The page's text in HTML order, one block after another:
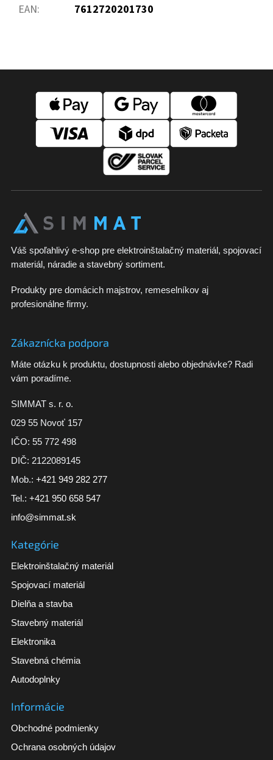
EAN: 7612720201730
Váš spoľahlivý e-shop pre elektroinštalačný materiál, spojovací
materiál, náradie a stavebný sortiment.
Produkty pre domácich majstrov, remeselníkov aj
profesionálne firmy.
Zákaznícka podpora
Máte otázku k produktu, dostupnosti alebo objednávke? Radi
vám poradíme.
SIMMAT s. r. o.
029 55 Novoť 157
IČO: 55 772 498
DIČ: 2122089145
Mob.: +421 949 282 277
Tel.: +421 950 658 547
info@simmat.sk
Kategórie
Elektroinštalačný materiál
Spojovací materiál
Dielňa a stavba
Stavebný materiál
Elektronika
Stavebná chémia
Autodoplnky
Informácie
Obchodné podmienky
Ochrana osobných údajov